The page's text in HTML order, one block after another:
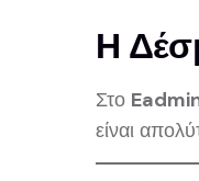
Η
Στο
είναι